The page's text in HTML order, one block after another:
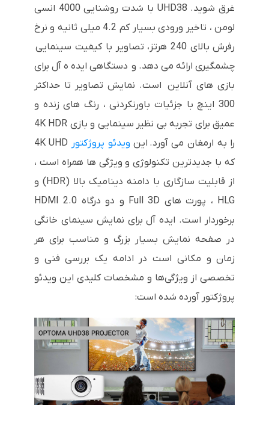
غرق شوید. UHD38 با شدت روشنایی 4000 انسی
لومن ، تاخیر ورودی بسیار کم 4.2 میلی ثانیه و نرخ
رفرش بالای 240 هرتز، تصاویر با کیفیت سینمایی
چشمگیری ارائه می دهد. و دستگاهی ایده ه آل برای
بازی های آنلاین است. نمایش تصاویر تا حداکثر
300 اینچ با جزئیات باورنکردنی ، رنگ های زنده و
عمیق برای تجربه بی نظیر سینمایی و بازی 4K HDR
را به ارمغان می آورد. این ویدئو پروژکتور 4K UHD
که با جدیدترین تکنولوژی و ویژگی ها همراه است ،
از قابلیت سازگاری با دامنه دینامیک بالا (HDR) و
HLG ، پورت های Full 3D و دو درگاه HDMI 2.0
برخوردار است. ایده آل برای نمایش سینمای خانگی
در صفحه نمایش بسیار بزرگ و مناسب برای هر
زمان و مکانی استدر ادامه یک بررسی فنی و
تخصصی از ویژگی‌ها و مشخصات کلیدی این ویدئو
پروژکتور آورده شده است: